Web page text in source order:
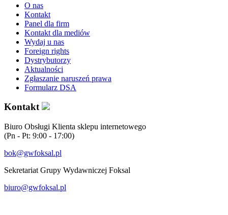
O nas
Kontakt
Panel dla firm
Kontakt dla mediów
Wydaj u nas
Foreign rights
Dystrybutorzy
Aktualności
Zgłaszanie naruszeń prawa
Formularz DSA
Kontakt
Biuro Obsługi Klienta sklepu internetowego
(Pn - Pt: 9:00 - 17:00)
bok@gwfoksal.pl
Sekretariat Grupy Wydawniczej Foksal
biuro@gwfoksal.pl